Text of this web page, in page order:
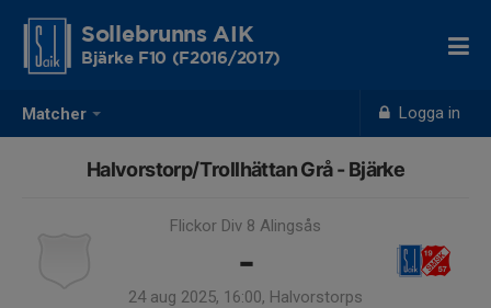
Matcher Logga in
Sollebrunns AIK
Bjärke F10 (F2016/2017)
Halvorstorp/Trollhättan Grå - Bjärke
Flickor Div 8 Alingsås
-
24 aug 2025, 16:00, Halvorstorps